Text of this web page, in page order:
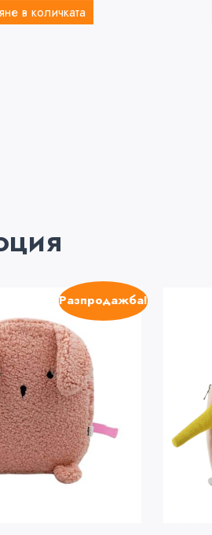
в количката
Разпродажба!